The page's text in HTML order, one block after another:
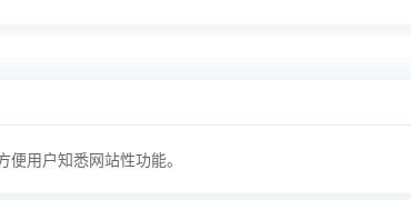
用户知悉网站性功能。